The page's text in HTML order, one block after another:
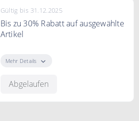
Gültig bis 31.12.2025
Bis zu 30% Rabatt auf ausgewählte
Artikel
Sonderangebote finden Sie
Mehr Details
Abgelaufen